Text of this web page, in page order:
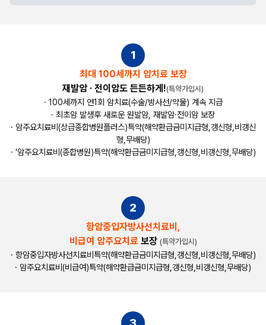
1
최대 100세까지 암치료 보장
재발암 · 전이암도 든든하게!(특약가입시)
· 100세까지 연1회 암치료(수술/방사선/약물) 계속 지급
· 최초암 발생후 새로운 원발암, 재발암·전이암 보장
· 암주요치료비(상급종합병원플러스)특약(해약환급금미지급형,갱신형,비갱신
형,무배당)
· '암주요치료비(종합병원)특약(해약환급금미지급형,갱신형,비갱신형,무배당)
2
항암중입자방사선치료비,
비급여 암주요치료보장 (특약가입시)
· 항암중입자방사선치료비특약(해약환급금미지급형,갱신형,비갱신형,무배당)
· 암주요치료비(비급여)특약(해약환급금미지급형,갱신형,비갱신형,무배당)